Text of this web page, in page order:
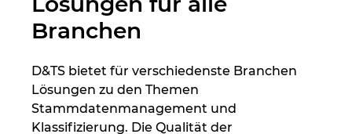
Branchen
D&TS bietet für verschiedenste Branchen
Lösungen zu den Themen
Stammdatenmanagement und
Klassifizierung. Die Qualität der
Österreich
Peru
Philippinen